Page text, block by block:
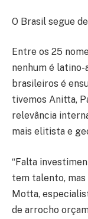
O Brasil segue
Entre os 25
nenhum é
brasileiros é
tivemos Anitta,
relevância
mais elitista e
“Falta
tem talento, mas
Motta,
de arrocho